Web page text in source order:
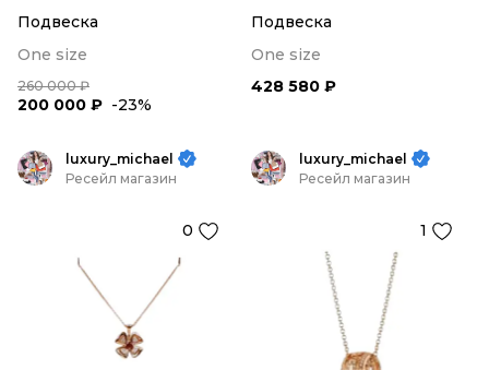
Подвеска
One size
260 000 ₽
200 000 ₽ -23%
Подвеска
One size
428 580 ₽
luxury_michael
Ресейл магазин
0
luxury_michael
Ресейл магазин
1